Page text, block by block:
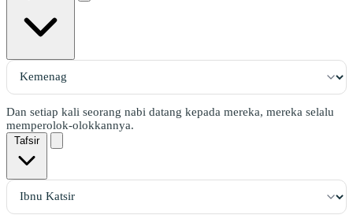
Dan setiap kali seorang nabi datang kepada mereka, mereka selalu
memperolok-olokkannya.
Tafsir